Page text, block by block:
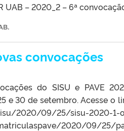
UAB – 2020_2 – 6ª
.
convocações
do SISU e PAVE
e 30 de setembro. Acesse o
2020/09/25/sisu-2020-1-
2020/09/25/